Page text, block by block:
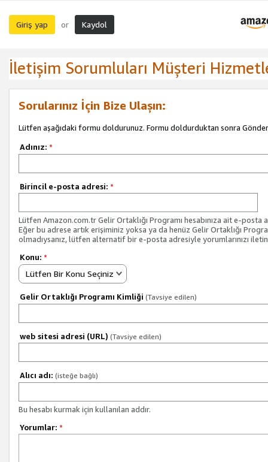
Giriş yap or Kaydol
İletişim Sorumluları Müşteri
Sorularınız İçin Bize Ulaşın:
Lütfen aşağıdaki formu doldurunuz. Formu doldurduktan sonra Gönder
Adınız: *
Birincil e-posta adresi: *
Lütfen Amazon.com.tr Gelir Ortaklığı Programı hesabınıza ait e-posta
Eğer bu adrese artık erişiminiz yoksa ya da henüz Gelir Ortaklığı
olmadıysanız, lütfen alternatif bir e-posta adresiyle yorumlarınızı
Konu: *
Lütfen Bir Konu Seçiniz
Gelir Ortaklığı Programı Kimliği (Tavsiye edilen)
web sitesi adresi (URL) (Tavsiye edilen)
Alıcı adı: (isteğe bağlı)
Bu hesabı kurmak için kullanılan addır.
Yorumlar: *